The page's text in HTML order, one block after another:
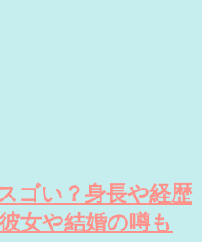
ゴい？身長や経歴
女や結婚の噂も